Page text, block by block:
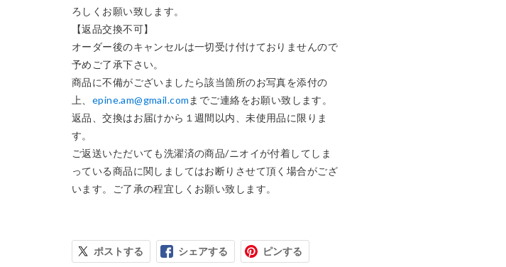
ろしくお願い致します。
【返品交換不可】
オーダー後のキャンセルは一切受け付けておりませんので
予めご了承下さい。
商品に不備がございましたら該当箇所のお写真を添付の
上、 epine.am@gmail.com までご連絡をお願い致します。
返品、交換はお届けから１週間以内、未使用品に限りま
す。
ご返送いただいても洗濯済の商品/ニオイが付着してしま
っている商品に関しましてはお断りさせて頂く場合がござ
います。ご了承の程宜しくお願い致します。
ポストする シェアする ピンする